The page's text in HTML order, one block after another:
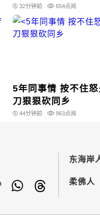
32分钟前 654点阅
5年同事情 按不住
刀狠狠砍同乡
44分钟前 963点阅
东海岸
柔佛人